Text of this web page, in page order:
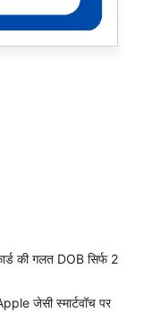
की गलत DOB सिर्फ 2
जेसी स्मार्टवॉच पर